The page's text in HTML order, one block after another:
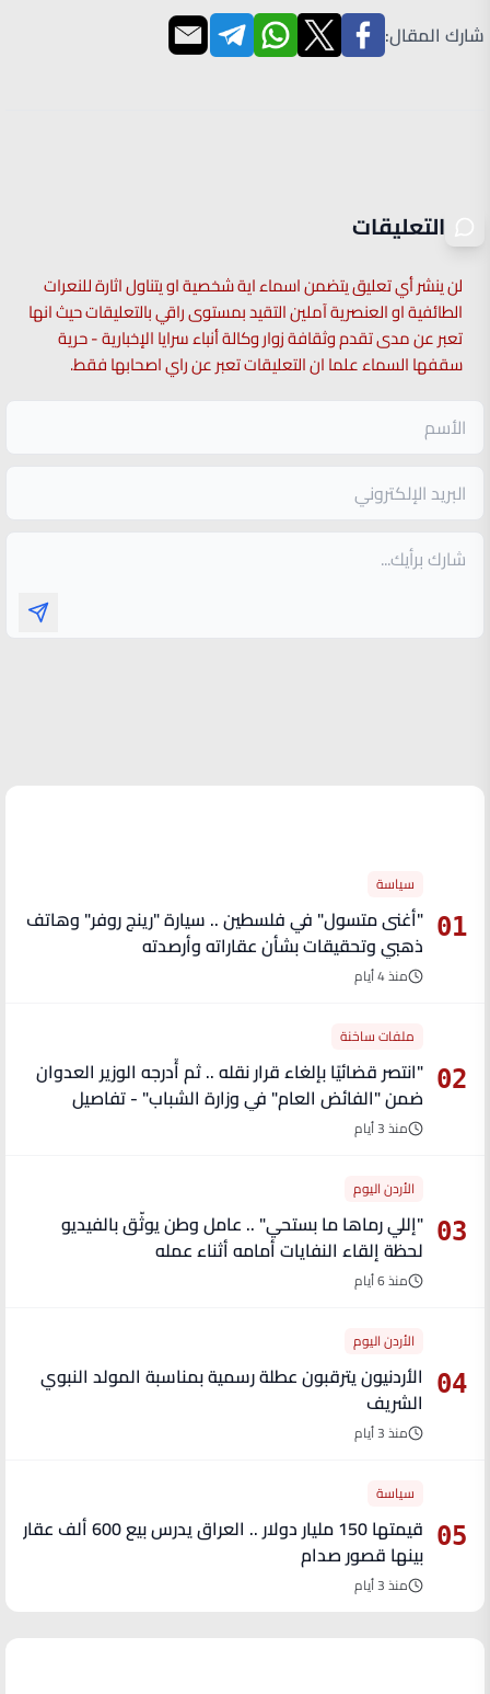
شارك المقال:
التعليقات
لن ينشر أي تعليق يتضمن اسماء اية شخصية او يتناول اثارة للنعرات
الطائفية او العنصرية آملين التقيد بمستوى راقي بالتعليقات حيث انها
تعبر عن مدى تقدم وثقافة زوار وكالة أنباء سرايا الإخبارية - حرية
سقفها السماء علما ان التعليقات تعبر عن راي اصحابها فقط.
01
سياسة
"أغنى متسول" في فلسطين .. سيارة "رينج روفر" وهاتف
ذهبي وتحقيقات بشأن عقاراته وأرصدته
منذ 4 أيام
02
ملفات ساخنة
"انتصر قضائيًا بإلغاء قرار نقله .. ثم أُدرجه الوزير العدوان
ضمن "الفائض العام" في وزارة الشباب" - تفاصيل
منذ 3 أيام
03
الأردن اليوم
"إللي رماها ما بستحي" .. عامل وطن يوثّق بالفيديو
لحظة إلقاء النفايات أمامه أثناء عمله
منذ 6 أيام
04
الأردن اليوم
الأردنيون يترقبون عطلة رسمية بمناسبة المولد النبوي
الشريف
منذ 3 أيام
05
سياسة
قيمتها 150 مليار دولار .. العراق يدرس بيع 600 ألف عقار
بينها قصور صدام
منذ 3 أيام